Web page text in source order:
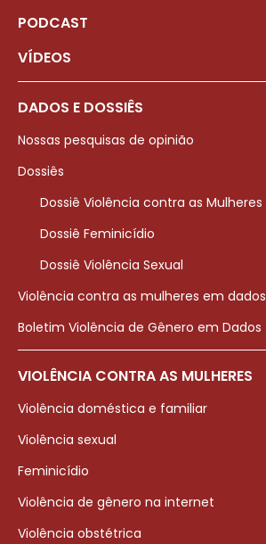
PODCAST
VÍDEOS
DADOS E DOSSIÊS
Nossas pesquisas de opinião
Dossiês
Dossiê Violência contra as Mulheres
Dossiê Feminicídio
Dossiê Violência Sexual
Violência contra as mulheres em dados
Boletim Violência de Gênero em Dados
VIOLÊNCIA CONTRA AS MULHERES
Violência doméstica e familiar
Violência sexual
Feminicídio
Violência de gênero na internet
Violência obstétrica